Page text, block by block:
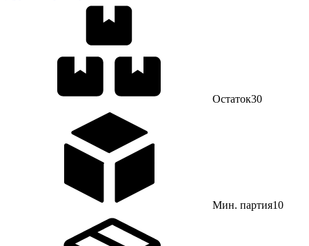
Остаток30
Мин. партия10